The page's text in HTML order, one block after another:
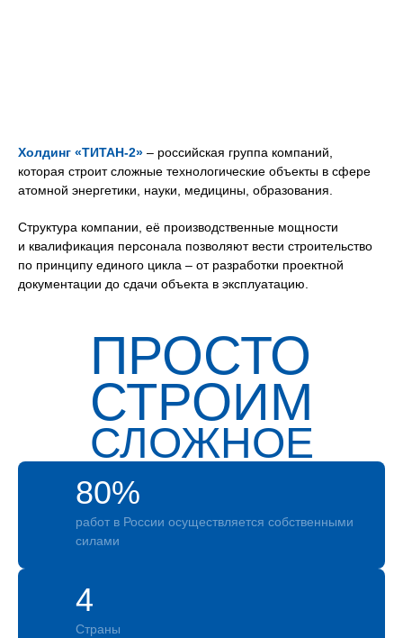
Холдинг «ТИТАН‑2» – российская группа компаний,
которая строит сложные технологические объекты в сфере
атомной энергетики, науки, медицины, образования.
Структура компании, её производственные мощности
и квалификация персонала позволяют вести строительство
по принципу единого цикла – от разработки проектной
документации до сдачи объекта в эксплуатацию.
ПРОСТО
СТРОИМ
СЛОЖНОЕ
80%
работ в России осуществляется собственными
силами
4
Страны